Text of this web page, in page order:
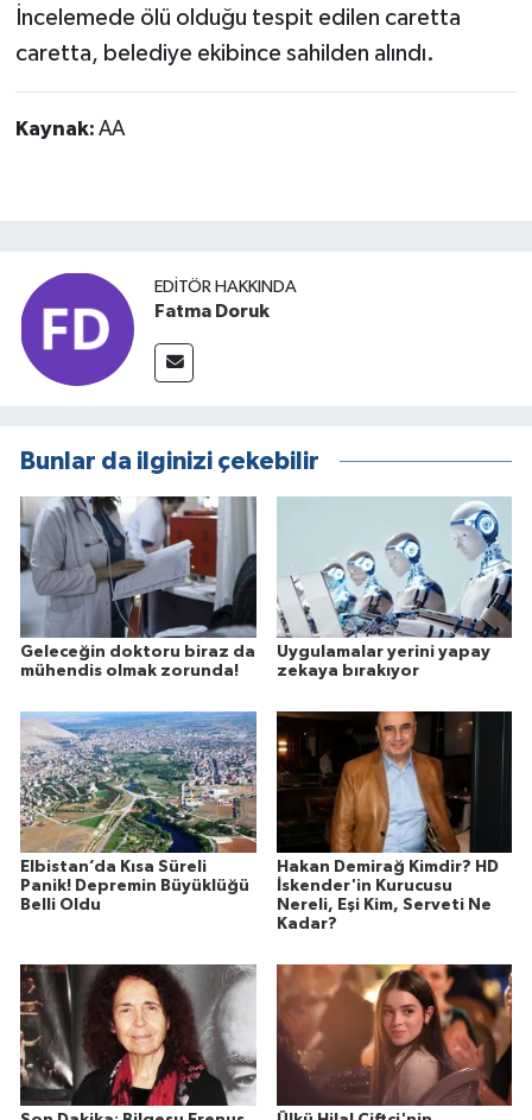
İncelemede ölü olduğu tespit edilen caretta
caretta, belediye ekibince sahilden alındı.
Kaynak: AA
EDITÖR HAKKINDA
Fatma Doruk
Bunlar da ilginizi çekebilir
Geleceğin doktoru biraz da
mühendis olmak zorunda!
Uygulamalar yerini yapay
zekaya bırakıyor
Elbistan’da Kısa Süreli
Panik! Depremin Büyüklüğü
Belli Oldu
Hakan Demirağ Kimdir? HD
İskender'in Kurucusu
Nereli, Eşi Kim, Serveti Ne
Kadar?